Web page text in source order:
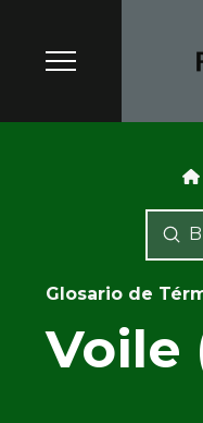
Search
Glosario de
Voile